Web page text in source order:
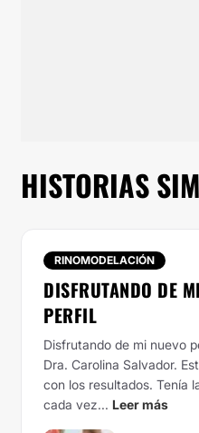
HISTORIAS
RINOMODELACIÓN
DISFRUTANDO DE
PERFIL
Disfrutando de mi nuevo
Dra. Carolina Salvador.
con los resultados. Tenía
cada vez... Leer más